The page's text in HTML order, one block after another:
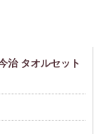
治 タオルセット